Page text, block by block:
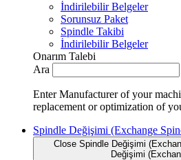
İndirilebilir Belgeler
Sorunsuz Paket
Spindle Takibi
İndirilebilir Belgeler
Onarım Talebi
Ara
Enter Manufacturer of your
replacement or optimization of
Spindle Değişimi (Exchange
Close Spindle Değişimi
Değişimi